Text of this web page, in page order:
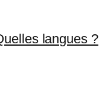
langues ?